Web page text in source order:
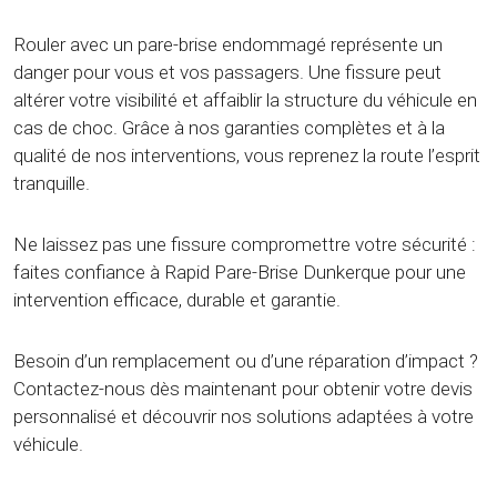
Rouler avec un pare-brise endommagé représente un
danger pour vous et vos passagers. Une fissure peut
altérer votre visibilité et affaiblir la structure du véhicule en
cas de choc. Grâce à nos garanties complètes et à la
qualité de nos interventions, vous reprenez la route l’esprit
tranquille.
Ne laissez pas une fissure compromettre votre sécurité :
faites confiance à Rapid Pare-Brise Dunkerque pour une
intervention efficace, durable et garantie.
Besoin d’un remplacement ou d’une réparation d’impact ?
Contactez-nous dès maintenant pour obtenir votre devis
personnalisé et découvrir nos solutions adaptées à votre
véhicule.